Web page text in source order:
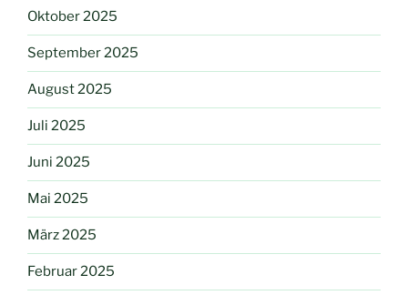
Oktober 2025
September 2025
August 2025
Juli 2025
Juni 2025
Mai 2025
März 2025
Februar 2025